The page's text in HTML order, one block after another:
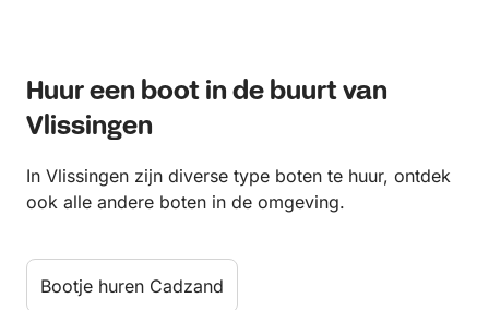
Huur een boot in de buurt van
Vlissingen
In Vlissingen zijn diverse type boten te huur, ontdek
ook alle andere boten in de omgeving.
Bootje huren Cadzand